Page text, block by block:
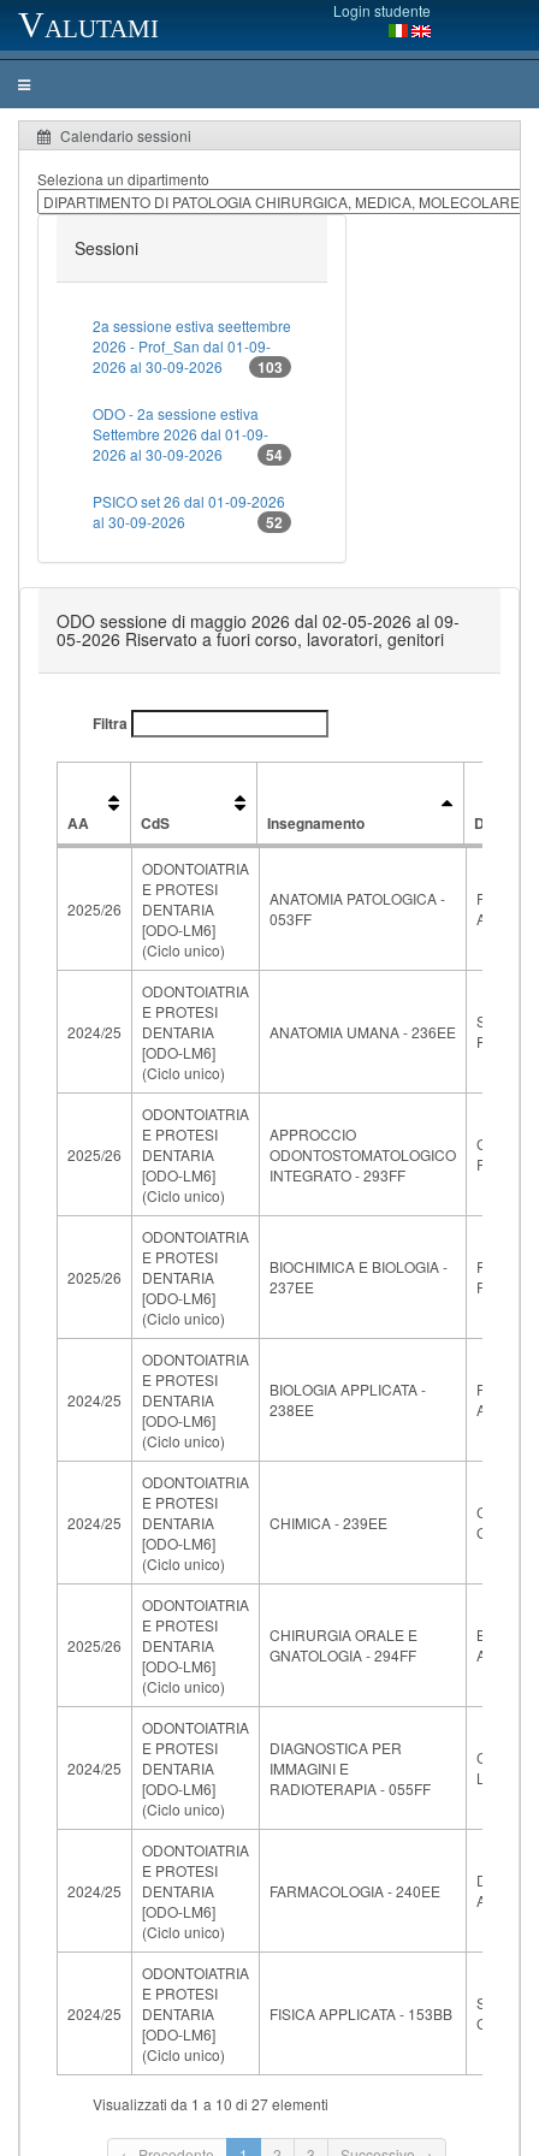
Valutami Login studente
Calendario sessioni
Seleziona un dipartimento
Sessioni
2a sessione estiva seettembre
2026 - Prof_San dal 01-09-
2026 al 30-09-2026
103
ODO - 2a sessione estiva
Settembre 2026 dal 01-09-
2026 al 30-09-2026
54
PSICO set 26 dal 01-09-2026
al 30-09-2026
52
ODO sessione di maggio 2026 dal 02-05-2026 al 09-
05-2026 Riservato a fuori corso, lavoratori, genitori
Filtra
AA CdS Insegnamento
Docente
2025/26
ODONTOIATRIA
E PROTESI
DENTARIA
[ODO-LM6]
(Ciclo unico)
ANATOMIA PATOLOGICA -
053FF
2024/25
ODONTOIATRIA
E PROTESI
DENTARIA
[ODO-LM6]
(Ciclo unico)
ANATOMIA UMANA - 236EE
SOLDANI
PAOLA
2025/26
ODONTOIATRIA
E PROTESI
DENTARIA
[ODO-LM6]
(Ciclo unico)
APPROCCIO
ODONTOSTOMATOLOGICO
INTEGRATO - 293FF
GIUCA
RITA
2025/26
ODONTOIATRIA
E PROTESI
DENTARIA
[ODO-LM6]
(Ciclo unico)
BIOCHIMICA E BIOLOGIA -
237EE
RONCA
2024/25
ODONTOIATRIA
E PROTESI
DENTARIA
[ODO-LM6]
(Ciclo unico)
BIOLOGIA APPLICATA -
238EE
FALLENI
2024/25
ODONTOIATRIA
E PROTESI
DENTARIA
[ODO-LM6]
(Ciclo unico)
CHIMICA - 239EE
GRAZIA
2025/26
ODONTOIATRIA
E PROTESI
DENTARIA
[ODO-LM6]
(Ciclo unico)
CHIRURGIA ORALE E
GNATOLOGIA - 294FF
BARONE
2024/25
ODONTOIATRIA
E PROTESI
DENTARIA
[ODO-LM6]
(Ciclo unico)
DIAGNOSTICA PER
IMMAGINI E
RADIOTERAPIA - 055FF
LAURA
2024/25
ODONTOIATRIA
E PROTESI
DENTARIA
[ODO-LM6]
(Ciclo unico)
FARMACOLOGIA - 240EE
DI
2024/25
ODONTOIATRIA
E PROTESI
DENTARIA
[ODO-LM6]
(Ciclo unico)
FISICA APPLICATA - 153BB
Visualizzati da 1 a 10 di 27 elementi